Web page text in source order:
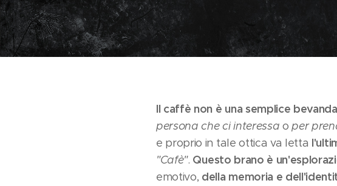
Il caffè non è una semplice bevanda
persona che ci interessa oper
e proprio in tale ottica va letta
"Cafè". Questo brano è
emotivo, della memoria e